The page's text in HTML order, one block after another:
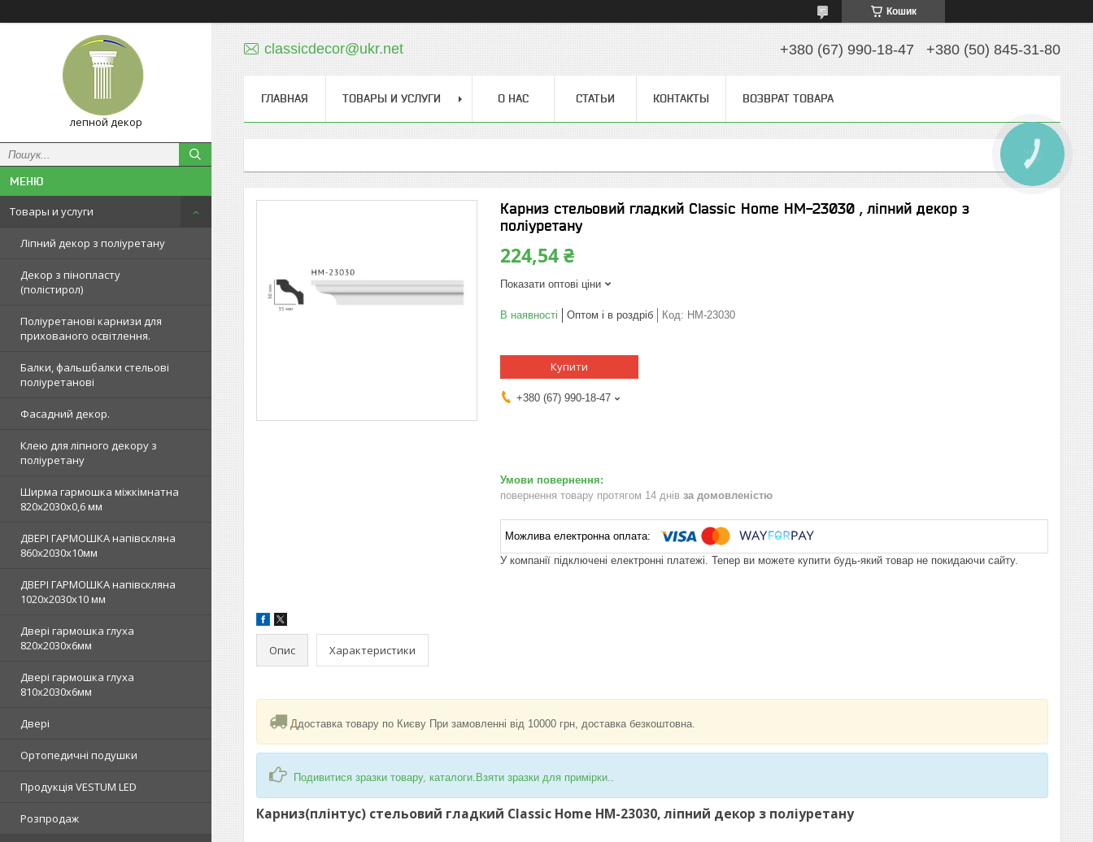
Кошик
лепной декор
Товары и услуги
Ліпний декор з поліуретану
Декор з пінопласту
(полістирол)
Поліуретанові карнизи для
прихованого освітлення.
Балки, фальшбалки стельові
поліуретанові
Фасадний декор.
Клею для ліпного декору з
поліуретану
Ширма гармошка міжкімнатна
820х2030х0,6 мм
ДВЕРІ ГАРМОШКА напівскляна
860х2030х10мм
ДВЕРІ ГАРМОШКА напівскляна
1020х2030x10 мм
Двері гармошка глуха
820х2030х6мм
Двері гармошка глуха
810х2030х6мм
Двері
Ортопедичні подушки
Продукція VESTUM LED
Розпродаж
classicdecor@ukr.net +380 (67) 990-18-47 +380 (50) 845-31-80
ГЛАВНАЯ ТОВАРЫ И УСЛУГИ О НАС СТАТЬИ КОНТАКТЫ ВОЗВРАТ ТОВАРА
Карниз стельовий гладкий Classic Home HM-23030 , ліпний декор з
поліуретану
224,54 ₴
Показати оптові ціни
В наявності Оптом і в роздріб Код: HM-23030
Купити
+380 (67) 990-18-47
повернення товару протягом 14 днів за домовленістю
У компанії підключені електронні платежі. Тепер ви можете купити будь-який товар не покидаючи сайту.
Опис Характеристики
Ддоставка товару по Києву При замовленні від 10000 грн, доставка безкоштовна.
Подивитися зразки товару, каталоги.Взяти зразки для примірки..
Карниз(плінтус) стельовий гладкий Classic Home HM-23030, ліпний декор з поліуретану
КНОПКА
ЗВ'ЯЗКУ